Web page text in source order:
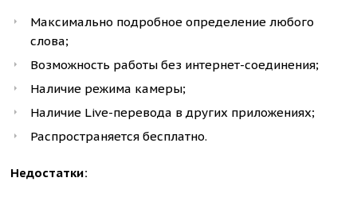
Максимально подробное определение любого
слова;
Возможность работы без интернет-соединения;
Наличие режима камеры;
Наличие Live-перевода в других приложениях;
Распространяется бесплатно.
Недостатки: